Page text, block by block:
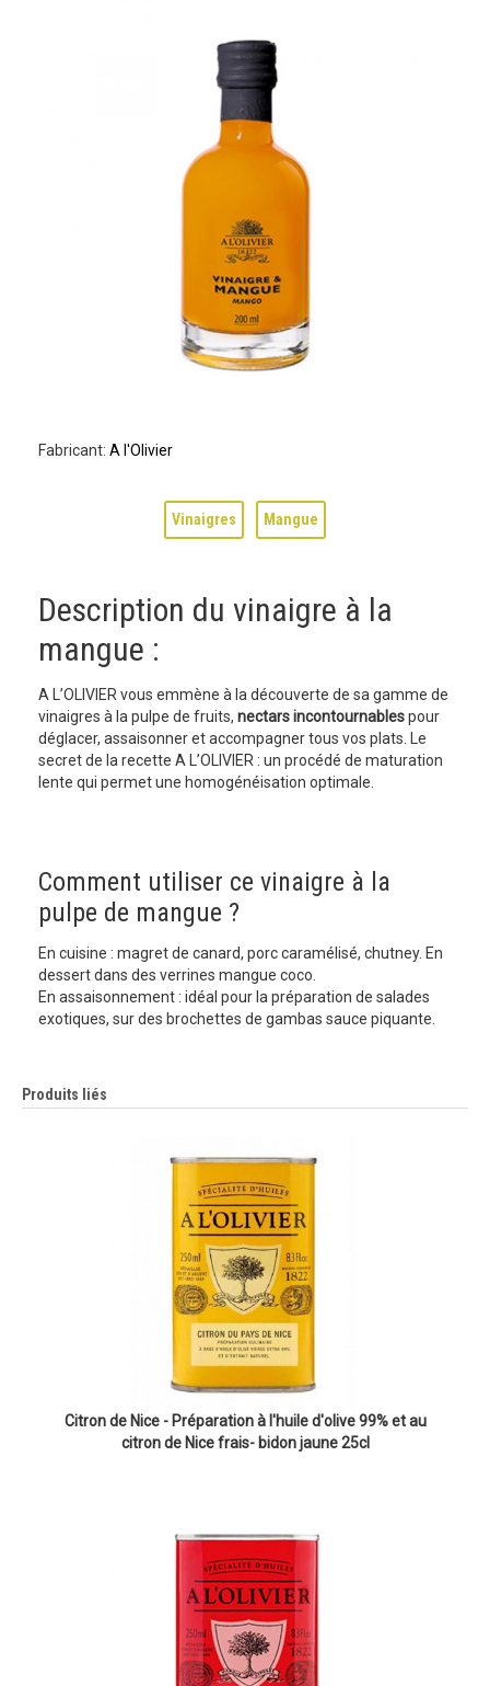
Fabricant: A l'Olivier
Vinaigres Mangue
Description du vinaigre à la
mangue :
A L’OLIVIER vous emmène à la découverte de sa gamme de
vinaigres à la pulpe de fruits, nectars incontournablespour
déglacer, assaisonner et accompagner tous vos plats. Le
secret de la recette A L’OLIVIER : un procédé de maturation
lente qui permet une homogénéisation optimale.
Comment utiliser ce vinaigre à la
pulpe de mangue ?
En cuisine : magret de canard, porc caramélisé, chutney. En
dessert dans des verrines mangue coco.
En assaisonnement : idéal pour la préparation de salades
exotiques, sur des brochettes de gambas sauce piquante.
Produits liés
Citron de Nice - Préparation à l'huile d'olive 99% et au
citron de Nice frais- bidon jaune 25cl